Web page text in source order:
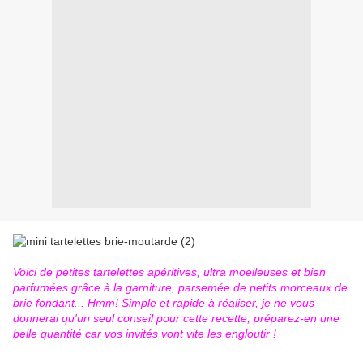
Voici de petites tartelettes apéritives, ultra moelleuses et bien
parfumées grâce à la garniture, parsemée de petits morceaux de
brie fondant... Hmm! Simple et rapide à réaliser, je ne vous
donnerai qu'un seul conseil pour cette recette, préparez-en une
belle quantité car vos invités vont vite les engloutir !